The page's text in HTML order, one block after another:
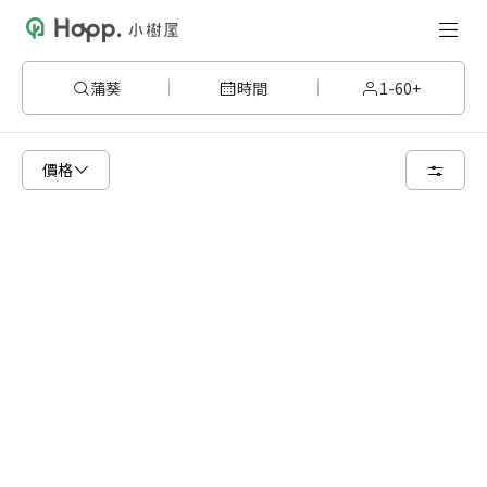
蒲葵 時間 1-60+
價格
請嘗試變更或清除某些篩選條件，或著您可以調整地圖的搜尋區域